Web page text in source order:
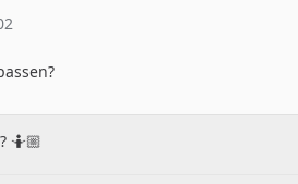
🤷🏼